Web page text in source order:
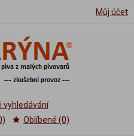
Můj účet
vyhledávání
Oblíbené (0)